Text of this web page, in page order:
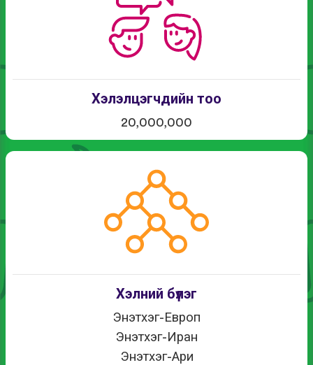
Хэлэлцэгчдийн тоо
20,000,000
Хэлний бүлэг
Энэтхэг-Европ
Энэтхэг-Иран
Энэтхэг-Ари